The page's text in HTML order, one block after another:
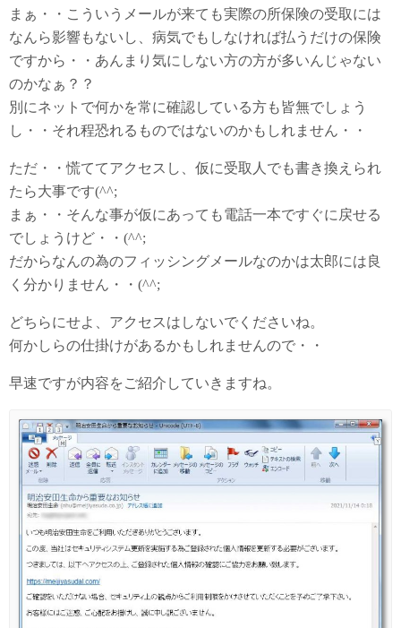
まぁ・・こういうメールが来ても実際の所保険の受取には
なんら影響もないし、病気でもしなければ払うだけの保険
ですから・・あんまり気にしない方の方が多いんじゃない
のかなぁ？？
別にネットで何かを常に確認している方も皆無でしょう
し・・それ程恐れるものではないのかもしれません・・
ただ・・慌ててアクセスし、仮に受取人でも書き換えられ
たら大事です(^^;
まぁ・・そんな事が仮にあっても電話一本ですぐに戻せる
でしょうけど・・(^^;
だからなんの為のフィッシングメールなのかは太郎には良
く分かりません・・(^^;
どちらにせよ、アクセスはしないでくださいね。
何かしらの仕掛けがあるかもしれませんので・・
早速ですが内容をご紹介していきますね。